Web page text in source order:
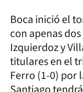
Boca inició el
con apenas
Izquierdoz y
titulares en el
Ferro (1-0) por